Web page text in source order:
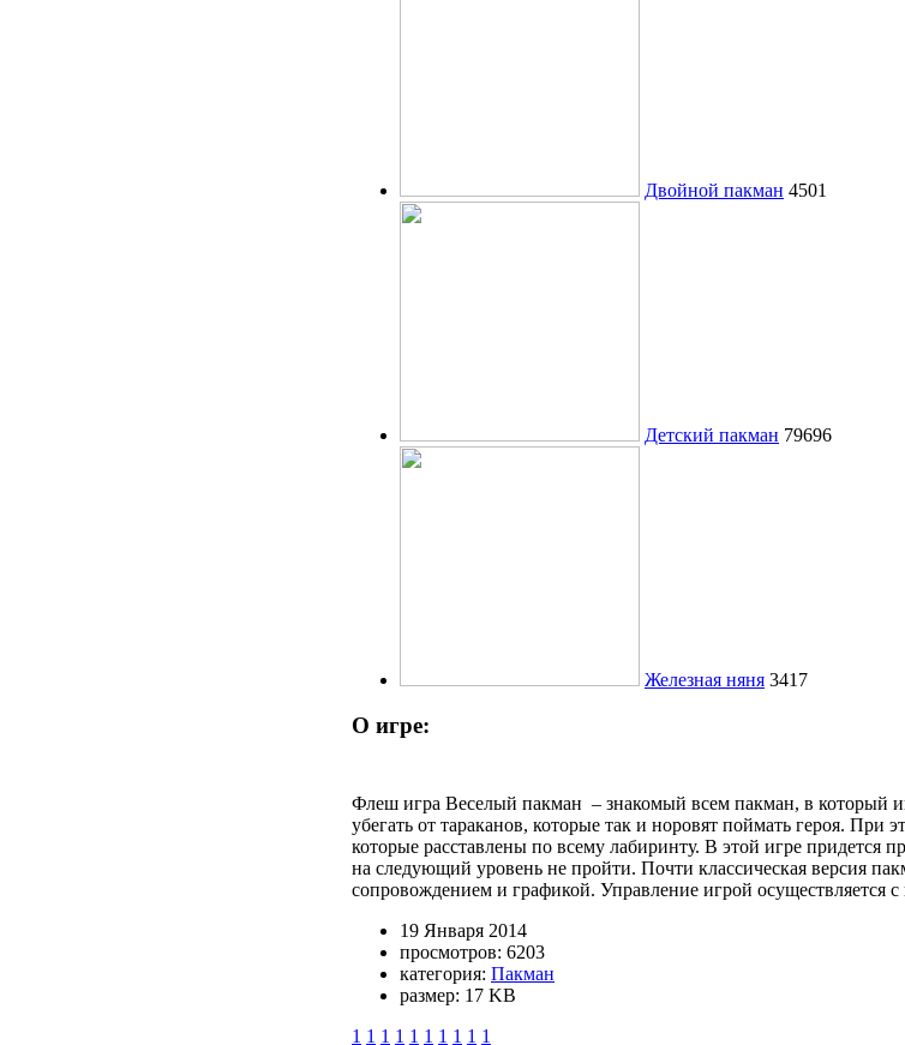
Двойной пакман 4501
Детский пакман 79696
Железная няня 3417
О игре:
Флеш игра Веселый пакман – знакомый всем пакман, в который
убегать от тараканов, которые так и норовят поймать героя.
которые расставлены по всему лабиринту. В этой игре придется
на следующий уровень не пройти. Почти классическая версия
сопровождением и графикой. Управление игрой осуществляется
19 Января 2014
просмотров: 6203
категория: Пакман
размер: 17 KB
1 1 1 1 1 1 1 1 1 1